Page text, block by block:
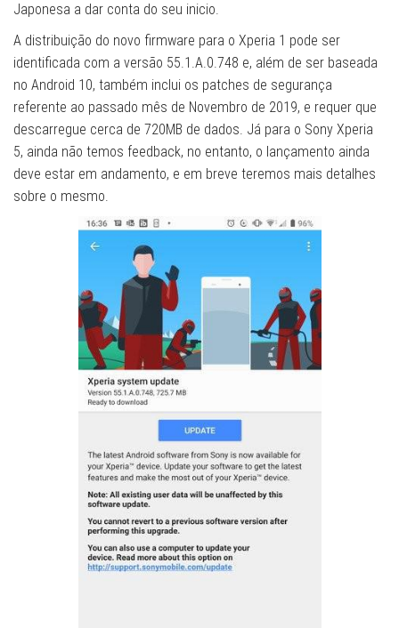
Japonesa a dar conta do seu inicio.
A distribuição do novo firmware para o Xperia 1 pode ser
identificada com a versão 55.1.A.0.748 e, além de ser baseada
no Android 10, também inclui os patches de segurança
referente ao passado mês de Novembro de 2019, e requer que
descarregue cerca de 720MB de dados. Já para o Sony Xperia
5, ainda não temos feedback, no entanto, o lançamento ainda
deve estar em andamento, e em breve teremos mais detalhes
sobre o mesmo.